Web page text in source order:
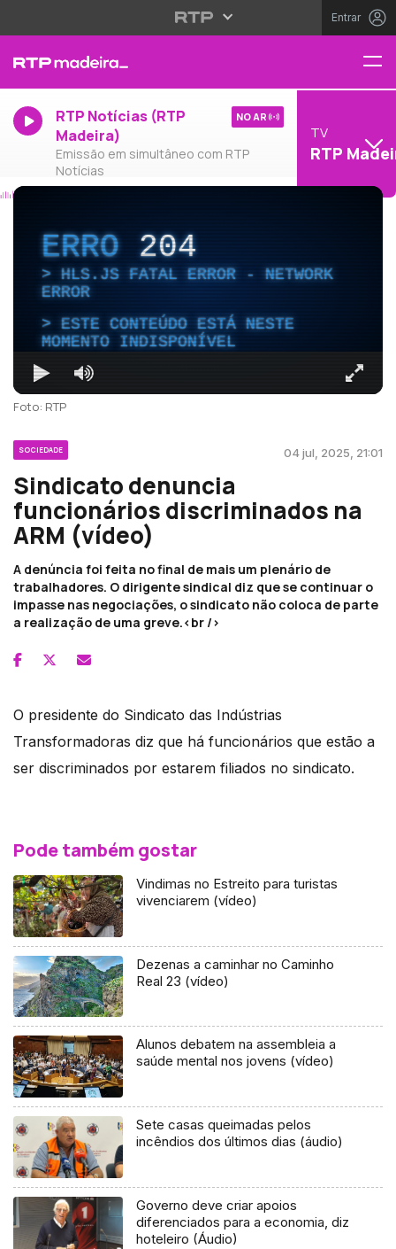
Entrar
RTP Notícias (RTP
Madeira)
Emissão em simultâneo com RTP
Notícias
NO AR
TV
RTP
ERRO204
HLS.JS FATAL ERROR - NETWORK
ERROR
ESTE CONTEÚDO ESTÁ NESTE
MOMENTO INDISPONÍVEL
Foto: RTP
SOCIEDADE 04 jul, 2025, 21:01
Sindicato denuncia
funcionários discriminados na
ARM (vídeo)
A denúncia foi feita no final de mais um plenário de
trabalhadores. O dirigente sindical diz que se continuar o
impasse nas negociações, o sindicato não coloca de parte
a realização de uma greve.<br />
O presidente do Sindicato das Indústrias
Transformadoras diz que há funcionários que estão a
ser discriminados por estarem filiados no sindicato.
Pode também gostar
Vindimas no Estreito para turistas
vivenciarem (vídeo)
Dezenas a caminhar no Caminho
Real 23 (vídeo)
Alunos debatem na assembleia a
saúde mental nos jovens (vídeo)
Sete casas queimadas pelos
incêndios dos últimos dias (áudio)
Governo deve criar apoios
diferenciados para a economia, diz
hoteleiro (Áudio)